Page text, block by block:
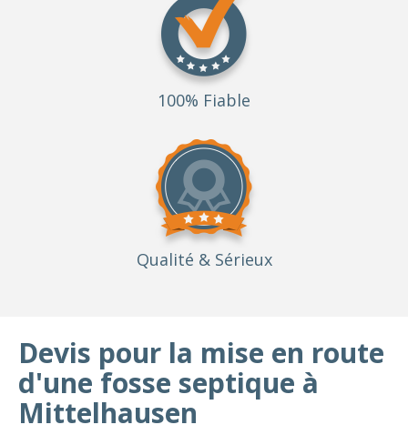
100% Fiable
Qualité & Sérieux
Devis pour la mise en route
d'une fosse septique à
Mittelhausen